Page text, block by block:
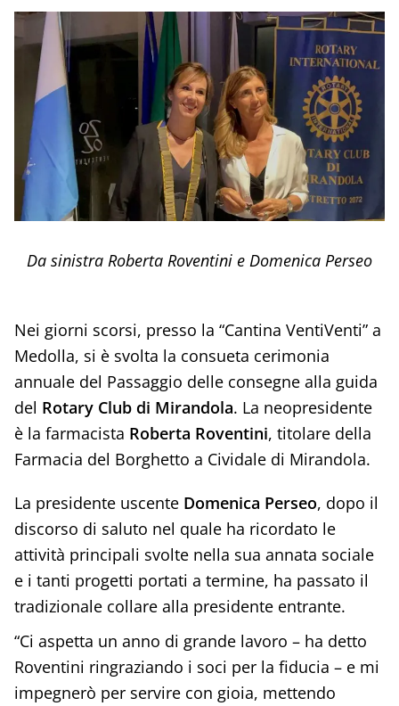
Da sinistra Roberta Roventini e Domenica Perseo
Nei giorni scorsi, presso la “Cantina VentiVenti” a
Medolla, si è svolta la consueta cerimonia
annuale del Passaggio delle consegne alla guida
del Rotary Club di Mirandola. La neopresidente
è la farmacista Roberta Roventini, titolare della
Farmacia del Borghetto a Cividale di Mirandola.
La presidente uscente Domenica Perseo, dopo il
discorso di saluto nel quale ha ricordato le
attività principali svolte nella sua annata sociale
e i tanti progetti portati a termine, ha passato il
tradizionale collare alla presidente entrante.
“Ci aspetta un anno di grande lavoro – ha detto
Roventini ringraziando i soci per la fiducia – e mi
impegnerò per servire con gioia, mettendo